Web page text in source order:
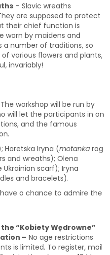
– Slavic wreaths
are supposed to protect
their chief function is
worn by maidens and
a number of traditions, so
various flowers and plants,
invariably!
workshop will be run by
will let the participants in on
and the famous
Horetska Iryna (motanka rag
and wreaths); Olena
scarf); Iryna
and bracelets).
a chance to admire the
“Kobiety Wędrowne”
– No age restrictions
is limited. To register, mail